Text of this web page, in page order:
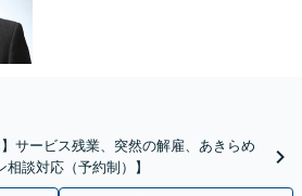
サービス残業、突然の解雇、あきらめ
談対応（予約制）】